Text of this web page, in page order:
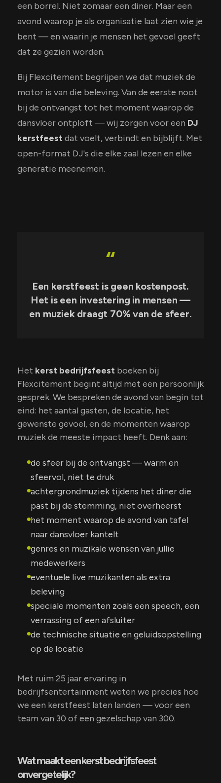
een borrel. Niet zomaar een diner. Maar een
avond waarop je als organisatie laat zien wie je
bent — en waarin je mensen het gevoel geeft
dat ze gezien worden.
Bij Flexcitement begrijpen we dat muziek de
motor is van die beleving. Van de eerste noot
bij de ontvangst tot het moment waarop de
dansvloer ontploft — wij zorgen voor een DJ
kerstfeestdat voelt, verbindt en bijblijft. Met
open-format DJ's die elke zaal lezen en elke
generatie meenemen.
“
Een kerstfeest is geen kostenpost.
Het is een investering in mensen —
en muziek draagt 70% van de sfeer.
Het kerst bedrijfsfeest boeken bij
Flexcitement begint altijd met een persoonlijk
gesprek. We bespreken de avond van begin tot
eind: het aantal gasten, de locatie, het
gewenste gevoel, en de momenten waarop
muziek de meeste impact heeft. Denk aan:
de sfeer bij de ontvangst — warm en
sfeervol, niet te druk
achtergrondmuziek tijdens het diner die
past bij de stemming, niet overheerst
het moment waarop de avond van tafel
naar dansvloer kantelt
genres en muzikale wensen van jullie
medewerkers
eventuele live muzikanten als extra
beleving
speciale momenten zoals een speech, een
verrassing of een afsluiter
de technische situatie en geluidsopstelling
op de locatie
Met ruim 25 jaar ervaring in
bedrijfsentertainment weten we precies hoe
we een kerstfeest laten landen — voor een
team van 30 of een gezelschap van 300.
Wat maakt een kerst bedrijfsfeest
onvergetelijk?